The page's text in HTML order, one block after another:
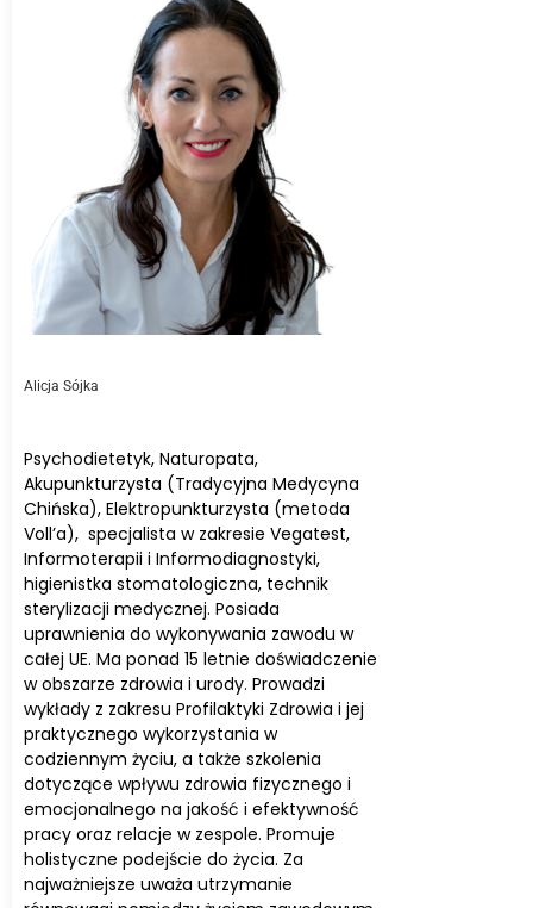
Alicja Sójka
Psychodietetyk, Naturopata,
Akupunkturzysta (Tradycyjna Medycyna
Chińska), Elektropunkturzysta (metoda
Voll’a), specjalista w zakresie Vegatest,
Informoterapii i Informodiagnostyki,
higienistka stomatologiczna, technik
sterylizacji medycznej. Posiada
uprawnienia do wykonywania zawodu w
całej UE. Ma ponad 15 letnie doświadczenie
w obszarze zdrowia i urody. Prowadzi
wykłady z zakresu Profilaktyki Zdrowia i jej
praktycznego wykorzystania w
codziennym życiu, a także szkolenia
dotyczące wpływu zdrowia fizycznego i
emocjonalnego na jakość i efektywność
pracy oraz relacje w zespole. Promuje
holistyczne podejście do życia. Za
najważniejsze uważa utrzymanie